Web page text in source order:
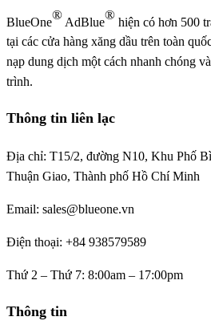
BlueOne® AdBlue® hiện có hơn 500
tại các cửa hàng xăng dầu trên toàn
nạp dung dịch một cách nhanh chóng
trình.
Thông tin liên lạc
Địa chỉ: T15/2, đường N10, Khu Phố
Thuận Giao, Thành phố Hồ Chí Minh
Email: sales@blueone.vn
Điện thoại: +84 938579589
Thứ 2 – Thứ 7: 8:00am – 17:00pm
Thông tin